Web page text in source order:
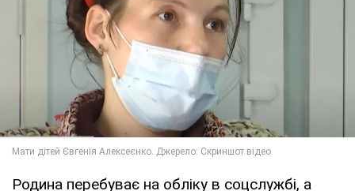
Родина перебуває на обліку в соцслужбі, а